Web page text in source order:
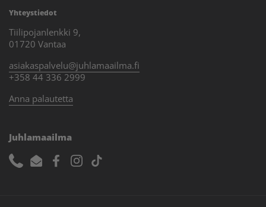
Yhteystiedot
Tiilipojanlenkki 9,
01720 Vantaa
asiakaspalvelu@juhlamaailma.fi
+358 44 336 2999
Anna palautetta
Juhlamaailma
PhoneEmailFacebook
Instagram
TikTok